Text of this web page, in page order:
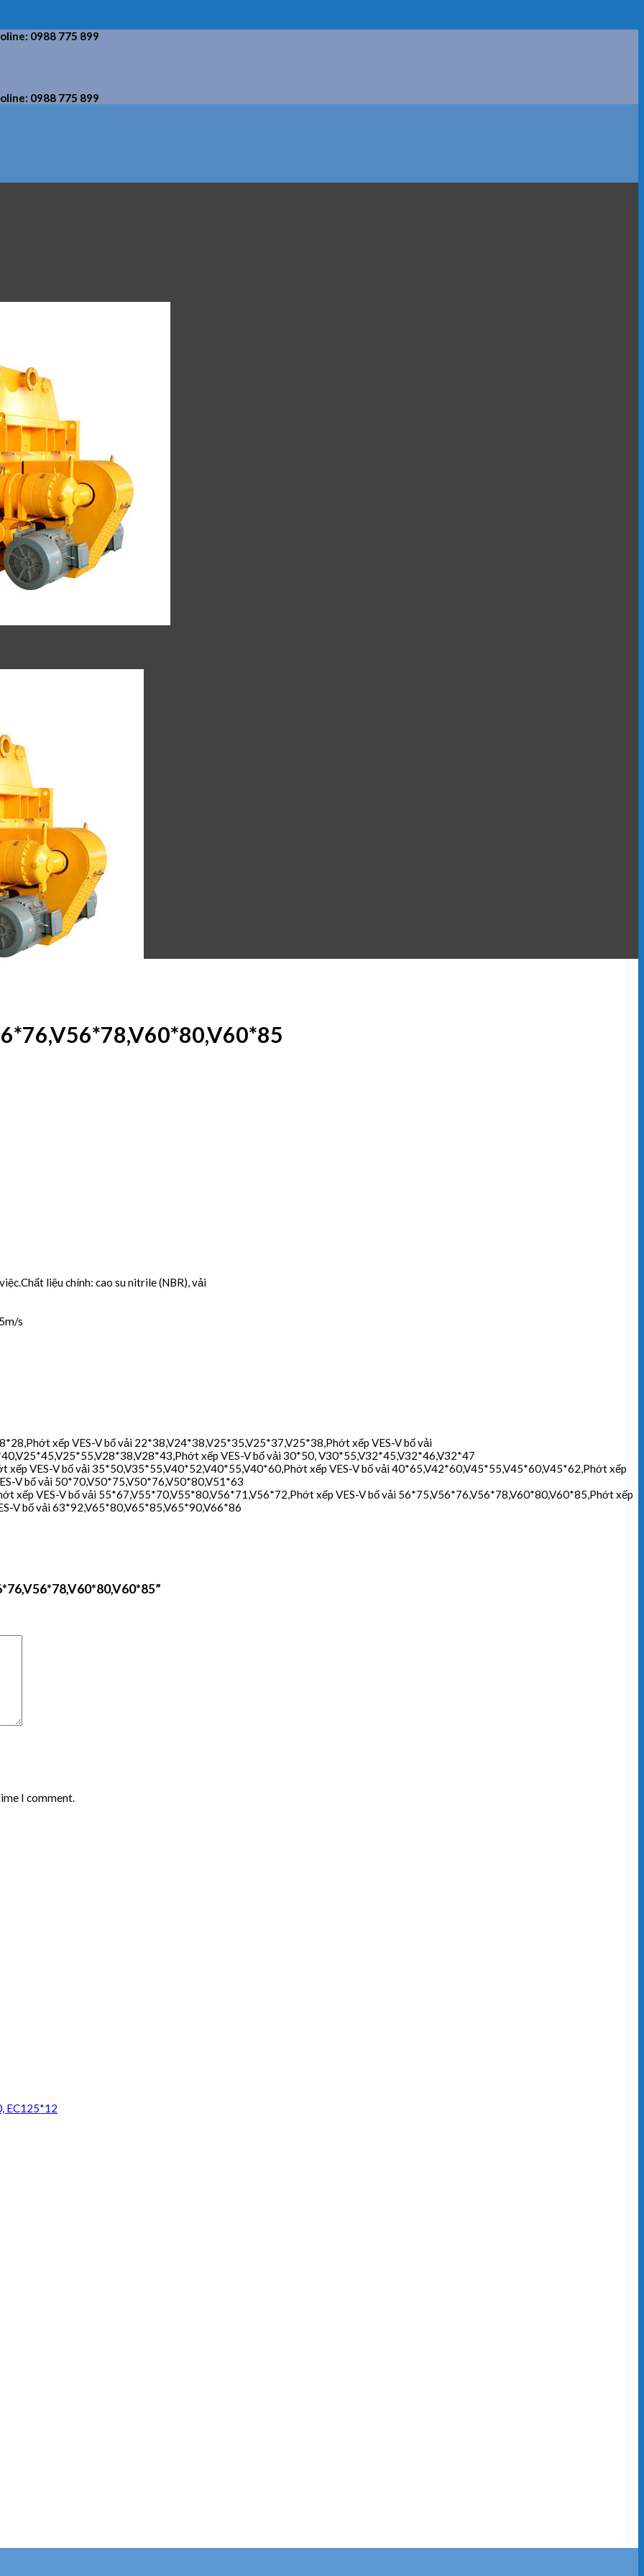
0988 775 899
0988 775 899
liệu chính: cao su nitrile (NBR), vải
s
xếp VES-V bố vải 22*38,V24*38,V25*35,V25*37,V25*38,Phớt xếp VES-V bố vải
xếp VES-V bố vải 30*50, V30*55,V32*45,V32*46,V32*47
VES-V bố vải 35*50,V35*55,V40*52,V40*55,V40*60,Phớt xếp VES-V bố vải 40*65,V42*60,V45*55,V45*60,V45*62,Phớt xếp
V bố vải 50*70,V50*75,V50*76,V50*80,V51*63
xếp VES-V bố vải 55*67,V55*70,V55*80,V56*71,V56*72,Phớt xếp VES-V bố vải 56*75,V56*76,V56*78,V60*80,V60*85,Phớt xếp
V bố vải 63*92,V65*80,V65*85,V65*90,V66*86
I comment.
EC125*12